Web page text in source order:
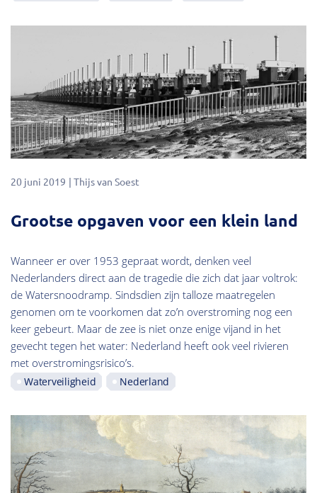
20 juni 2019 Thijs van Soest
Grootse opgaven voor een klein land
Wanneer er over 1953 gepraat wordt, denken veel
Nederlanders direct aan de tragedie die zich dat jaar voltrok:
de Watersnoodramp. Sindsdien zijn talloze maatregelen
genomen om te voorkomen dat zo’n overstroming nog een
keer gebeurt. Maar de zee is niet onze enige vijand in het
gevecht tegen het water: Nederland heeft ook veel rivieren
met overstromingsrisico’s.
Waterveiligheid Nederland